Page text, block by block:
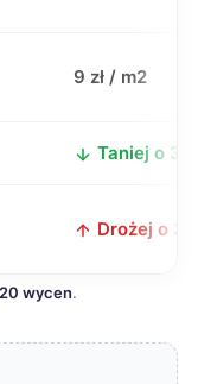
9 zł / m2
Taniej o 3
Drożej o 3
wycen.